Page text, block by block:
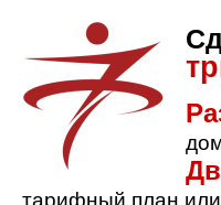
тарифный план или